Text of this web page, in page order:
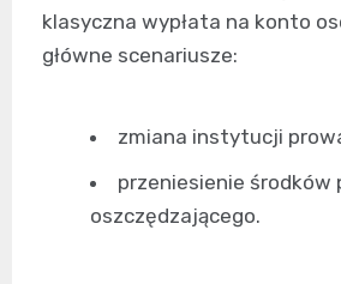
klasyczna wypłata na konto
główne scenariusze:
zmiana instytucji
przeniesienie środków
oszczędzającego.